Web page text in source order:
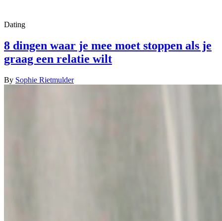
Dating
8 dingen waar je mee moet stoppen als je
graag een relatie wilt
By Sophie Rietmulder